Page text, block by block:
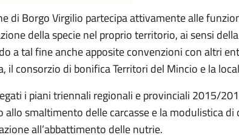
di Borgo Virgilio partecipa attivamente alle
della specie nel proprio territorio, ai sensi
a tal fine anche apposite convenzioni con altri
il consorzio di bonifica Territori del Mincio e la
i piani triennali regionali e provinciali 2015/
allo smaltimento delle carcasse e la modulistica di
all’abbattimento delle nutrie.